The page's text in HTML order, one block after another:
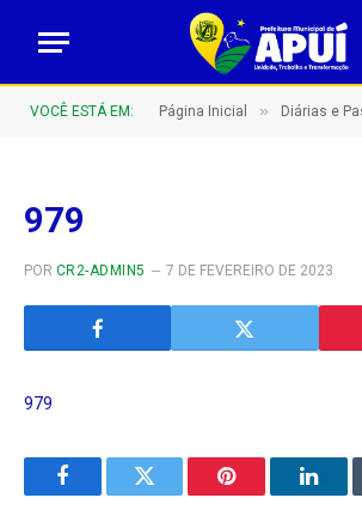
VOCÊ ESTÁ EM: Página Inicial » Diárias e
979
POR CR2-ADMIN5 7 DE FEVEREIRO DE 2023
979
FacebookTwitter Pinterest